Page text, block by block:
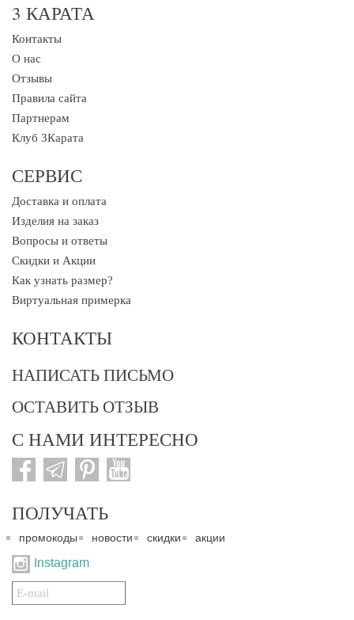
3 КАРАТА
Контакты
О нас
Отзывы
Правила сайта
Партнерам
Клуб 3Карата
СЕРВИС
Доставка и оплата
Изделия на заказ
Вопросы и ответы
Скидки и Акции
Как узнать размер?
Виртуальная примерка
КОНТАКТЫ
НАПИСАТЬ ПИСЬМО
ОСТАВИТЬ ОТЗЫВ
С НАМИ ИНТЕРЕСНО
ПОЛУЧАТЬ
промокоды новости скидки акции
Instagram
Подписаться
на